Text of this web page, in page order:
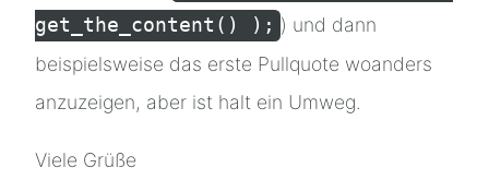
get_the_content() ); ) und dann
beispielsweise das erste Pullquote woanders
anzuzeigen, aber ist halt ein Umweg.
Viele Grüße